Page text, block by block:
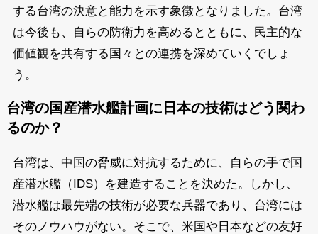
する台湾の決意と能力を示す象徴となりました。台湾
は今後も、自らの防衛力を高めるとともに、民主的な
価値観を共有する国々との連携を深めていくでしょ
う。
台湾の国産潜水艦計画に日本の技術はどう関わ
るのか？
台湾は、中国の脅威に対抗するために、自らの手で国
産潜水艦（IDS）を建造することを決めた。しかし、
潜水艦は最先端の技術が必要な兵器であり、台湾には
そのノウハウがない。そこで、米国や日本などの友好